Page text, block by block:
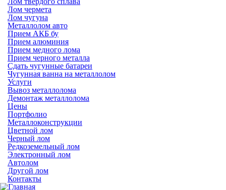
Лом чермета
Лом чугуна
Металлолом авто
Прием АКБ бу
Прием алюминия
Прием медного лома
Прием черного металла
Сдать чугунные батареи
Чугунная ванна на металлолом
Услуги
Вывоз металлолома
Демонтаж металлолома
Цены
Портфолио
Металлоконструкции
Цветной лом
Черный лом
Редкоземельный лом
Электронный лом
Автолом
Другой лом
Контакты